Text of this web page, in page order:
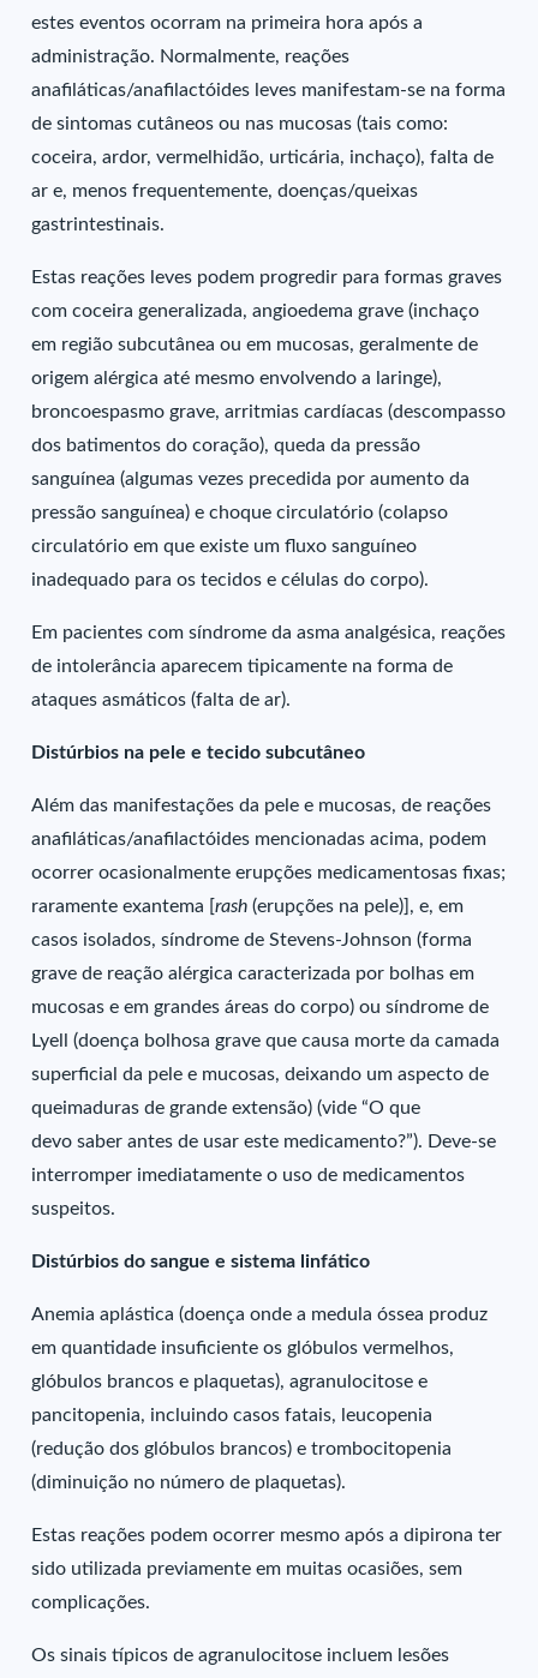
estes eventos ocorram na primeira hora após a
administração. Normalmente, reações
anafiláticas/anafilactóides leves manifestam-se na forma
de sintomas cutâneos ou nas mucosas (tais como:
coceira, ardor, vermelhidão, urticária, inchaço), falta de
ar e, menos frequentemente, doenças/queixas
gastrintestinais.
Estas reações leves podem progredir para formas graves
com coceira generalizada, angioedema grave (inchaço
em região subcutânea ou em mucosas, geralmente de
origem alérgica até mesmo envolvendo a laringe),
broncoespasmo grave, arritmias cardíacas (descompasso
dos batimentos do coração), queda da pressão
sanguínea (algumas vezes precedida por aumento da
pressão sanguínea) e choque circulatório (colapso
circulatório em que existe um fluxo sanguíneo
inadequado para os tecidos e células do corpo).
Em pacientes com síndrome da asma analgésica, reações
de intolerância aparecem tipicamente na forma de
ataques asmáticos (falta de ar).
Distúrbios na pele e tecido subcutâneo
Além das manifestações da pele e mucosas, de reações
anafiláticas/anafilactóides mencionadas acima, podem
ocorrer ocasionalmente erupções medicamentosas fixas;
raramente exantema [rash (erupções na pele)], e, em
casos isolados, síndrome de Stevens-Johnson (forma
grave de reação alérgica caracterizada por bolhas em
mucosas e em grandes áreas do corpo) ou síndrome de
Lyell (doença bolhosa grave que causa morte da camada
superficial da pele e mucosas, deixando um aspecto de
queimaduras de grande extensão) (vide “O que
devo saber antes de usar este medicamento?”). Deve-se
interromper imediatamente o uso de medicamentos
suspeitos.
Distúrbios do sangue e sistema linfático
Anemia aplástica (doença onde a medula óssea produz
em quantidade insuficiente os glóbulos vermelhos,
glóbulos brancos e plaquetas), agranulocitose e
pancitopenia, incluindo casos fatais, leucopenia
(redução dos glóbulos brancos) e trombocitopenia
(diminuição no número de plaquetas).
Estas reações podem ocorrer mesmo após a dipirona ter
sido utilizada previamente em muitas ocasiões, sem
complicações.
Os sinais típicos de agranulocitose incluem lesões